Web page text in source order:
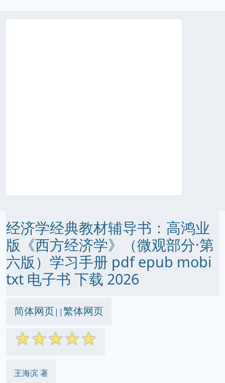
经济学经典教材辅导书：高鸿业
版《西方经济学》（微观部分·第
六版）学习手册 pdf epub mobi
txt 电子书 下载 2026
简体网页||繁体网页
☆☆☆☆☆
王海滨 著